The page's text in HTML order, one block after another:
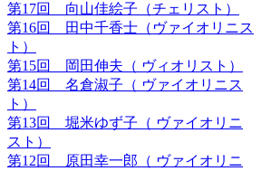
第17回 向山佳絵子（チェリスト）
第16回 田中千香士（ヴァイオリニス
ト）
第15回 岡田伸夫（ ヴィオリスト）
第14回 名倉淑子（ ヴァイオリニス
ト）
第13回 堀米ゆず子（ ヴァイオリニ
スト）
第12回 原田幸一郎（ ヴァイオリニ